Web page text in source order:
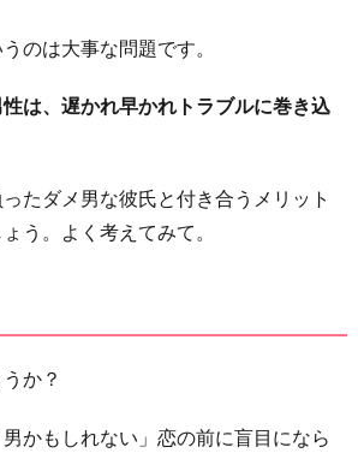
のは大事な問題です。
は、遅かれ早かれトラブルに巻き込
たダメ男な彼氏と付き合うメリット
う。よく考えてみて。
か？
男かもしれない」恋の前に盲目になら